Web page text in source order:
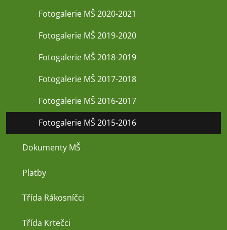
Fotogalerie MŠ 2020-2021
Fotogalerie MŠ 2019-2020
Fotogalerie MŠ 2018-2019
Fotogalerie MŠ 2017-2018
Fotogalerie MŠ 2016-2017
Fotogalerie MŠ 2015-2016
Dokumenty MŠ
Platby
Třída Rákosníčci
Třída Krtečci